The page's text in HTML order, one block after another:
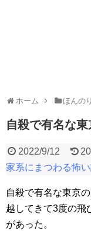
ホーム ほんの
自殺で有名な
2022/9/12
家系にまつわる怖
自殺で有名な東京
越してきて3度の飛
があった。